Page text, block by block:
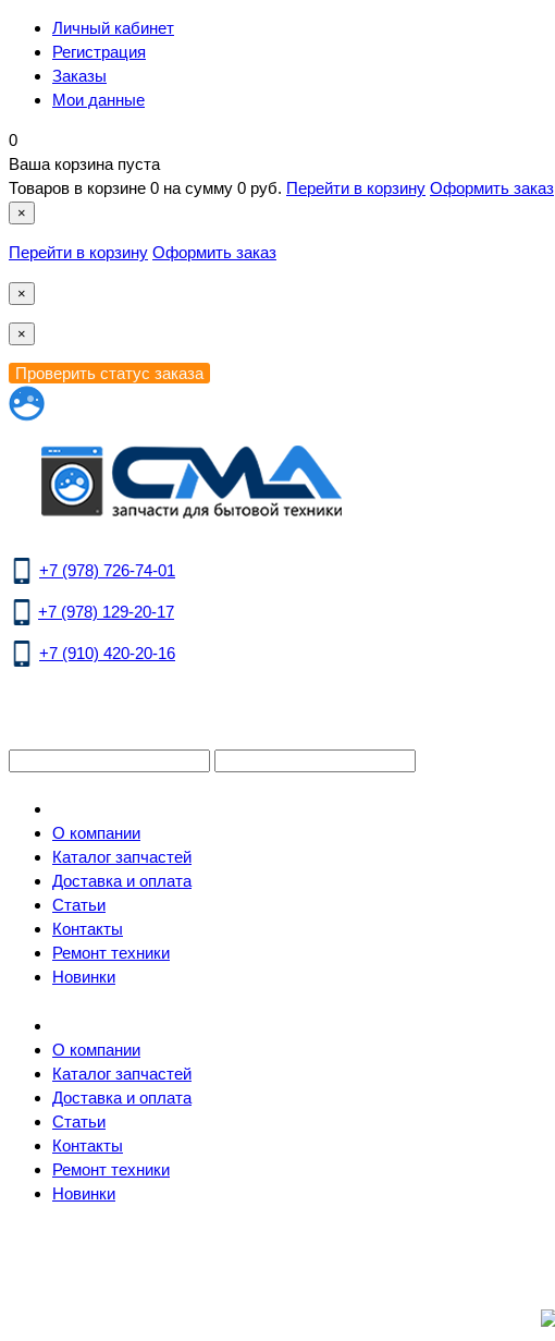
Личный кабинет
Регистрация
Заказы
Мои данные
0
Ваша корзина пуста
Товаров в корзине 0 на сумму 0 руб. Перейти в корзину Оформить заказ
×
Перейти в корзину Оформить заказ
×
×
+7 (978) 726-74-01
+7 (978) 129-20-17
+7 (910) 420-20-16
О компании
Каталог запчастей
Доставка и оплата
Статьи
Контакты
Ремонт техники
Новинки
О компании
Каталог запчастей
Доставка и оплата
Статьи
Контакты
Ремонт техники
Новинки